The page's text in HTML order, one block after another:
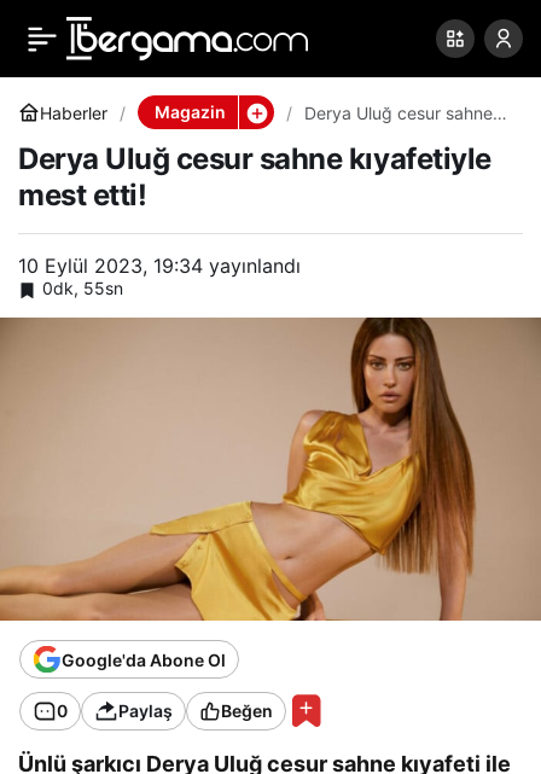
Haberler Magazin
Derya Uluğ cesur sahne
Derya Uluğ cesur sahne kıyafetiyle
mest etti!
10 Eylül 2023, 19:34 yayınlandı
0dk, 55sn
Google'da Abone Ol
0 Paylaş Beğen
Ünlü şarkıcı Derya Uluğ cesur sahne kıyafeti ile
Derya Uluğ cesur sahne
kıyafetiyle mest etti!
0 Paylaş